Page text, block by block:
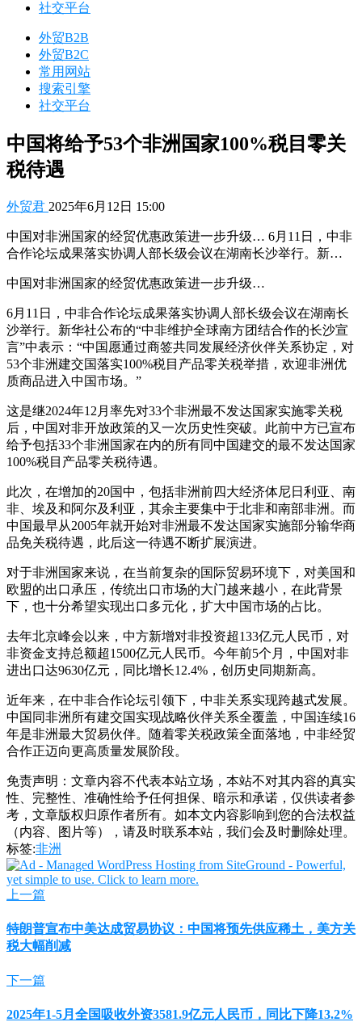
社交平台
外贸B2B
外贸B2C
常用网站
搜索引擎
社交平台
中国将给予53个非洲国家100%税目零关
税待遇
外贸君 2025年6月12日 15:00
中国对非洲国家的经贸优惠政策进一步升级… 6月11日，中非
合作论坛成果落实协调人部长级会议在湖南长沙举行。新…
中国对非洲国家的经贸优惠政策进一步升级…
6月11日，中非合作论坛成果落实协调人部长级会议在湖南长
沙举行。新华社公布的“中非维护全球南方团结合作的长沙宣
言”中表示：“中国愿通过商签共同发展经济伙伴关系协定，对
53个非洲建交国落实100%税目产品零关税举措，欢迎非洲优
质商品进入中国市场。”
这是继2024年12月率先对33个非洲最不发达国家实施零关税
后，中国对非开放政策的又一次历史性突破。此前中方已宣布
给予包括33个非洲国家在内的所有同中国建交的最不发达国家
100%税目产品零关税待遇。
此次，在增加的20国中，包括非洲前四大经济体尼日利亚、南
非、埃及和阿尔及利亚，其余主要集中于北非和南部非洲。而
中国最早从2005年就开始对非洲最不发达国家实施部分输华商
品免关税待遇，此后这一待遇不断扩展演进。
对于非洲国家来说，在当前复杂的国际贸易环境下，对美国和
欧盟的出口承压，传统出口市场的大门越来越小，在此背景
下，也十分希望实现出口多元化，扩大中国市场的占比。
去年北京峰会以来，中方新增对非投资超133亿元人民币，对
非资金支持总额超1500亿元人民币。今年前5个月，中国对非
进出口达9630亿元，同比增长12.4%，创历史同期新高。
近年来，在中非合作论坛引领下，中非关系实现跨越式发展。
中国同非洲所有建交国实现战略伙伴关系全覆盖，中国连续16
年是非洲最大贸易伙伴。随着零关税政策全面落地，中非经贸
合作正迈向更高质量发展阶段。
免责声明：文章内容不代表本站立场，本站不对其内容的真实
性、完整性、准确性给予任何担保、暗示和承诺，仅供读者参
考，文章版权归原作者所有。如本文内容影响到您的合法权益
（内容、图片等），请及时联系本站，我们会及时删除处理。
标签:非洲
上一篇
特朗普宣布中美达成贸易协议：中国将预先供应稀土，美方关
税大幅削减
下一篇
2025年1-5月全国吸收外资3581.9亿元人民币，同比下降13.2%